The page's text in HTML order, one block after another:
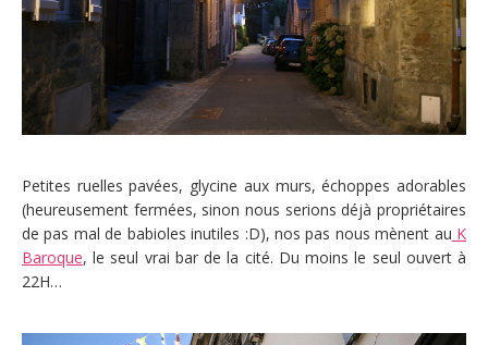
Petites ruelles pavées, glycine aux murs, échoppes adorables
(heureusement fermées, sinon nous serions déjà propriétaires
de pas mal de babioles inutiles :D), nos pas nous mènent au K
Baroque, le seul vrai bar de la cité. Du moins le seul ouvert à
22H…